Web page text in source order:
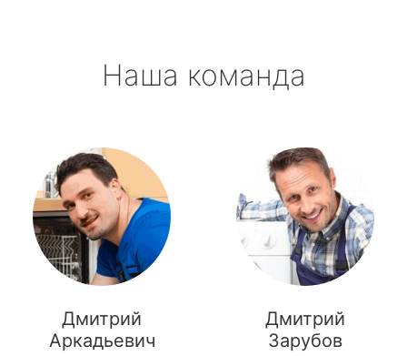
Наша команда
Дмитрий
Аркадьевич
Дмитрий
Зарубов